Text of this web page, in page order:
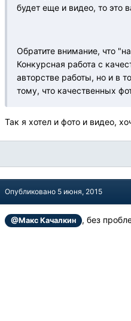
будет еще и видео, то это
Обратите внимание, что
Конкурсная работа с
авторстве работы, но и в
тому, что качественных
Так я хотел и фото и видео,
Опубликовано 5 июня, 2015
@Макс Качалкин , без